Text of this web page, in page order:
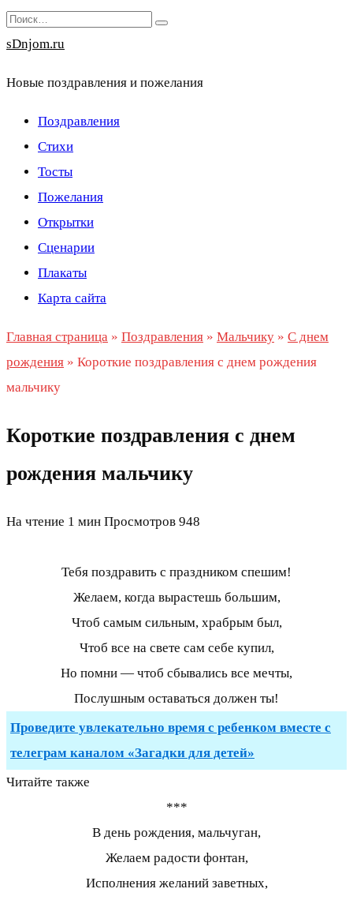
Перейти
к
Search
for:
sDnjom.ru
Новые поздравления и пожелания
Поздравления
Стихи
Тосты
Пожелания
Открытки
Сценарии
Плакаты
Карта сайта
Главная страница » Поздравления » Мальчику » С днем
рождения » Короткие поздравления с днем рождения
мальчику
Короткие поздравления с днем
рождения мальчику
На чтение 1 мин Просмотров 948
Тебя поздравить с праздником спешим!
Желаем, когда вырастешь большим,
Чтоб самым сильным, храбрым был,
Чтоб все на свете сам себе купил,
Но помни — чтоб сбывались все мечты,
Послушным оставаться должен ты!
Проведите увлекательно время с ребенком вместе с
телеграм каналом «Загадки для детей»
Читайте также
***
В день рождения, мальчуган,
Желаем радости фонтан,
Исполнения желаний заветных,